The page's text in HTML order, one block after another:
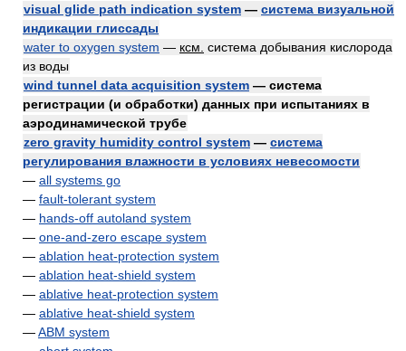
visual glide path indication system — система визуальной
индикации глиссады
water to oxygen system — ксм. система добывания кислорода
из воды
wind tunnel data acquisition system — система
регистрации (и обработки) данных при испытаниях в
аэродинамической трубе
zero gravity humidity control system — система
регулирования влажности в условиях невесомости
— all systems go
— fault-tolerant system
— hands-off autoland system
— one-and-zero escape system
— ablation heat-protection system
— ablation heat-shield system
— ablative heat-protection system
— ablative heat-shield system
—ABM system